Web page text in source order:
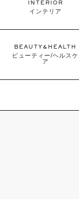
INTERIOR
インテリア
BEAUTY&HEALTH
ビューティー/ヘルスケ
ア